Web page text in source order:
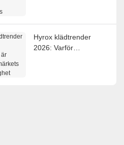
Hyrox klädtrender
2026: Varför